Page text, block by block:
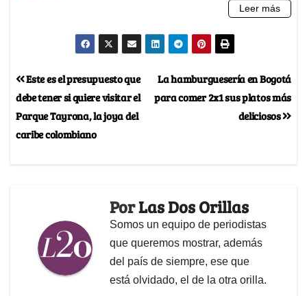
La hamburguesería en Bogotá
para comer 2x1 sus platos más
deliciosos
Este es el presupuesto que
debe tener si quiere visitar el
Parque Tayrona, la joya del
caribe colombiano
PorLas Dos Orillas
Somos un equipo de periodistas
que queremos mostrar, además
del país de siempre, ese que
está olvidado, el de la otra orilla.